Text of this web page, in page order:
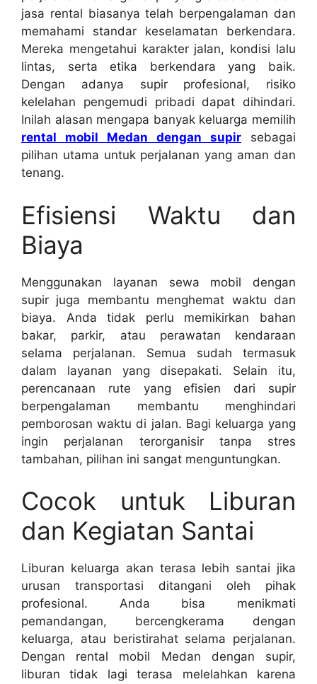
jasa rental biasanya telah berpengalaman dan
memahami standar keselamatan berkendara.
Mereka mengetahui karakter jalan, kondisi lalu
lintas, serta etika berkendara yang baik.
Dengan adanya supir profesional, risiko
kelelahan pengemudi pribadi dapat dihindari.
Inilah alasan mengapa banyak keluarga memilih
rental mobil Medan dengan supir sebagai
pilihan utama untuk perjalanan yang aman dan
tenang.
Efisiensi Waktu dan
Biaya
Menggunakan layanan sewa mobil dengan
supir juga membantu menghemat waktu dan
biaya. Anda tidak perlu memikirkan bahan
bakar, parkir, atau perawatan kendaraan
selama perjalanan. Semua sudah termasuk
dalam layanan yang disepakati. Selain itu,
perencanaan rute yang efisien dari supir
berpengalaman membantu menghindari
pemborosan waktu di jalan. Bagi keluarga yang
ingin perjalanan terorganisir tanpa stres
tambahan, pilihan ini sangat menguntungkan.
Cocok untuk Liburan
dan Kegiatan Santai
Liburan keluarga akan terasa lebih santai jika
urusan transportasi ditangani oleh pihak
profesional. Anda bisa menikmati
pemandangan, bercengkerama dengan
keluarga, atau beristirahat selama perjalanan.
Dengan rental mobil Medan dengan supir,
liburan tidak lagi terasa melelahkan karena